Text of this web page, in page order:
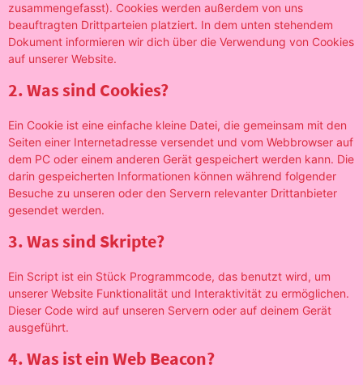
zusammengefasst). Cookies werden außerdem von uns
beauftragten Drittparteien platziert. In dem unten stehendem
Dokument informieren wir dich über die Verwendung von Cookies
auf unserer Website.
2. Was sind Cookies?
Ein Cookie ist eine einfache kleine Datei, die gemeinsam mit den
Seiten einer Internetadresse versendet und vom Webbrowser auf
dem PC oder einem anderen Gerät gespeichert werden kann. Die
darin gespeicherten Informationen können während folgender
Besuche zu unseren oder den Servern relevanter Drittanbieter
gesendet werden.
3. Was sind Skripte?
Ein Script ist ein Stück Programmcode, das benutzt wird, um
unserer Website Funktionalität und Interaktivität zu ermöglichen.
Dieser Code wird auf unseren Servern oder auf deinem Gerät
ausgeführt.
4. Was ist ein Web Beacon?